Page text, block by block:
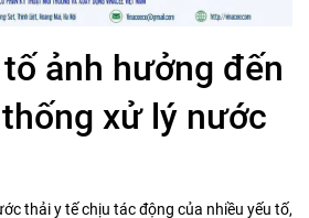
ảnh hưởng đến
xử lý nước
thải y tế chịu tác động của nhiều yếu tố,